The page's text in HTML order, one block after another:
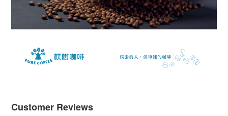
Customer Reviews